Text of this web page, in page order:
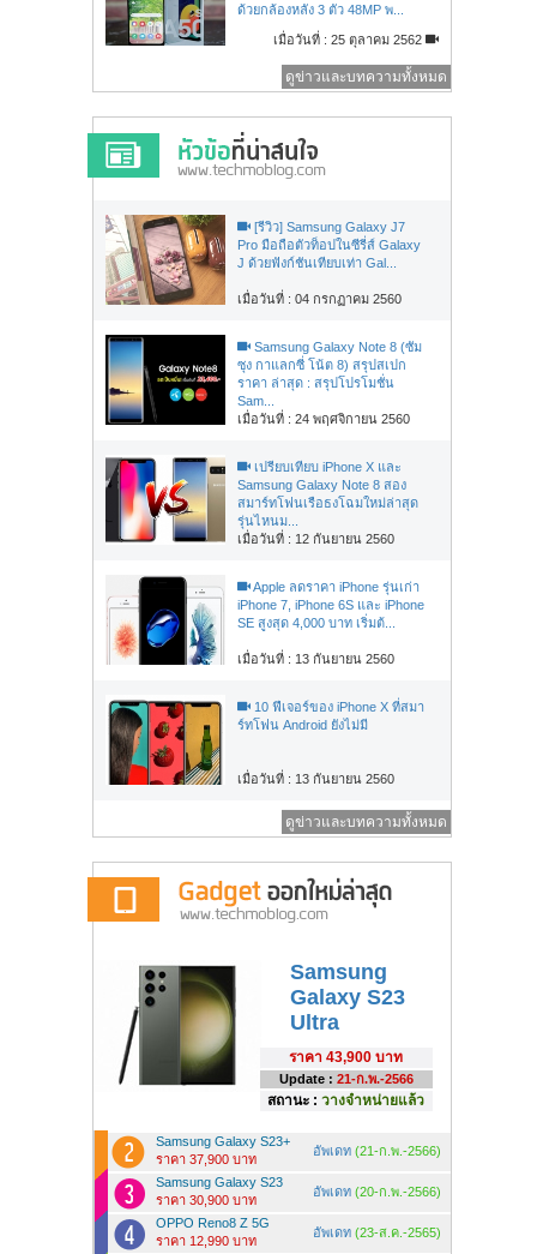
ด้วยกล้องหลัง 3 ตัว 48MP พ...
เมื่อวันที่ : 25 ตุลาคม 2562
ดูข่าวและบทความทั้งหมด
[รีวิว] Samsung Galaxy J7
Pro มือถือตัวท็อปในซีรี่ส์ Galaxy
J ด้วยฟังก์ชันเทียบเท่า Gal...
เมื่อวันที่ : 04 กรกฏาคม 2560
Samsung Galaxy Note 8 (ซัม
ซุง กาแลกซี่ โน้ต 8) สรุปสเปก
ราคา ล่าสุด : สรุปโปรโมชั่น
Sam...
เมื่อวันที่ : 24 พฤศจิกายน 2560
เปรียบเทียบ iPhone X และ
Samsung Galaxy Note 8 สอง
สมาร์ทโฟนเรือธงโฉมใหม่ล่าสุด
รุ่นไหนม...
เมื่อวันที่ : 12 กันยายน 2560
Apple ลดราคา iPhone รุ่นเก่า
iPhone 7, iPhone 6S และ iPhone
SE สูงสุด 4,000 บาท เริ่มต้...
เมื่อวันที่ : 13 กันยายน 2560
10 ฟีเจอร์ของ iPhone X ที่สมา
ร์ทโฟน Android ยังไม่มี
เมื่อวันที่ : 13 กันยายน 2560
ดูข่าวและบทความทั้งหมด
Samsung
Galaxy S23
Ultra
ราคา 43,900 บาท
Update : 21-ก.พ.-2566
สถานะ : วางจำหน่ายแล้ว
Samsung Galaxy S23+
ราคา 37,900 บาท
อัพเดท (21-ก.พ.-2566)
Samsung Galaxy S23
ราคา 30,900 บาท
อัพเดท (20-ก.พ.-2566)
OPPO Reno8 Z 5G
ราคา 12,990 บาท
อัพเดท (23-ส.ค.-2565)